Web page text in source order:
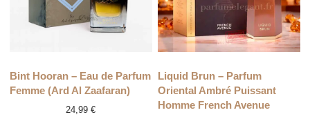
Bint Hooran – Eau de Parfum
Femme (Ard Al Zaafaran)
24,99€
Liquid Brun – Parfum
Oriental Ambré Puissant
Homme French Avenue